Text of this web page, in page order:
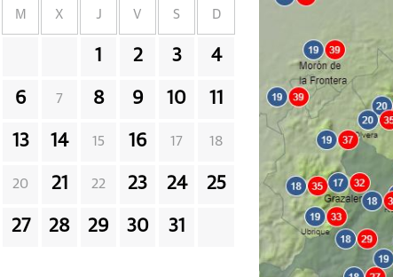
M X J V S D
1 2 3 4
6 7 8 9 10 11
13 14 15 16 17 18
20 21 22 23 24 25
27 28 29 30 31